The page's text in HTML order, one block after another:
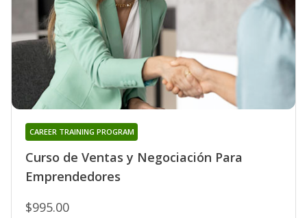
Curso de Ventas y Negociación Para
Emprendedores
CAREER TRAINING PROGRAM
$995.00